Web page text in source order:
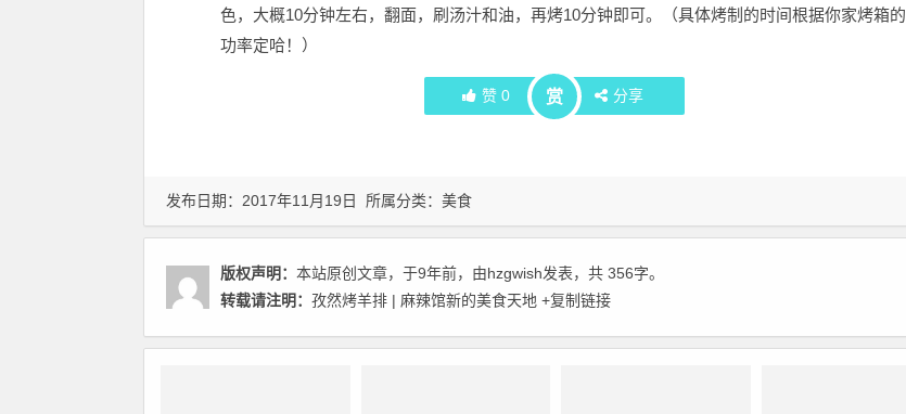
色，大概10分钟左右，翻面，刷汤汁和油，再烤10分钟即可。（具体烤制的时间根据你家烤箱的
功率定哈！）
赞0 赏 分享
发布日期：2017年11月19日 所属分类： 美食
版权声明： 本站原创文章，于9年前，由hzgwish发表，共 356字。
转载请注明： 孜然烤羊排 | 麻辣馆新的美食天地 +复制链接